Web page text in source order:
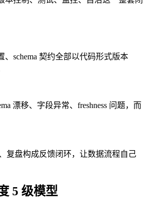
、schema 契约全部以代码形式版本
漂移、字段异常、freshness 问题，而
复盘构成反馈闭环，让数据流程自己
5 级模型